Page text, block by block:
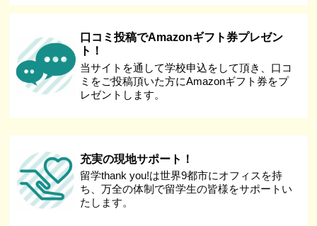
口コミ投稿でAmazonギフト券プレゼン
ト！
当サイトを通して学校申込をして頂き、口コ
ミをご投稿頂いた方にAmazonギフト券をプ
レゼントします。
充実の現地サポート！
留学thank you!は世界9都市にオフィスを持
ち、万全の体制で留学生の皆様をサポートい
たします。